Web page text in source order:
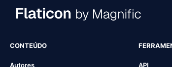
CONTEÚDO
Autores API